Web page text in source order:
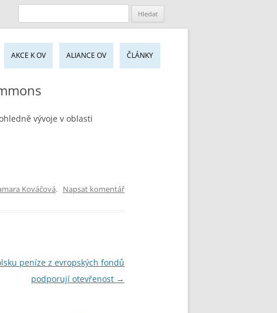
Přejít
webu
AKCE K OV ALIANCE OV ČLÁNKY
vývoje v oblasti
Kováčová. Napsat komentář
peníze z evropských fondů
podporují otevřenost →